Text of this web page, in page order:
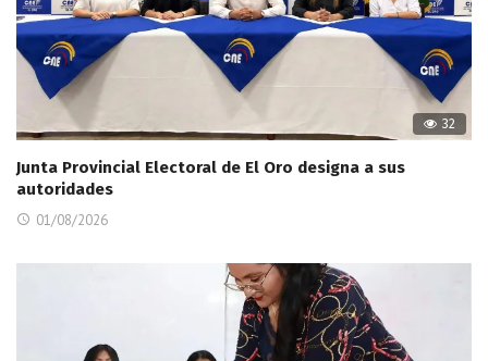
32
Junta Provincial Electoral de El Oro designa a sus
autoridades
01/08/2026